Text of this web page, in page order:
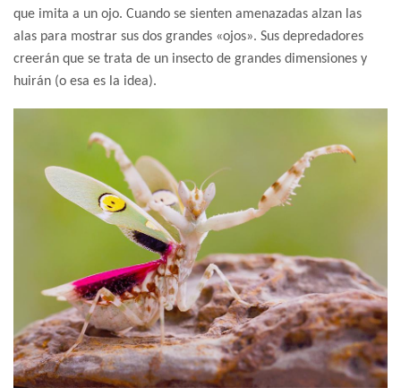
que imita a un ojo. Cuando se sienten amenazadas alzan las
alas para mostrar sus dos grandes «ojos». Sus depredadores
creerán que se trata de un insecto de grandes dimensiones y
huirán (o esa es la idea).